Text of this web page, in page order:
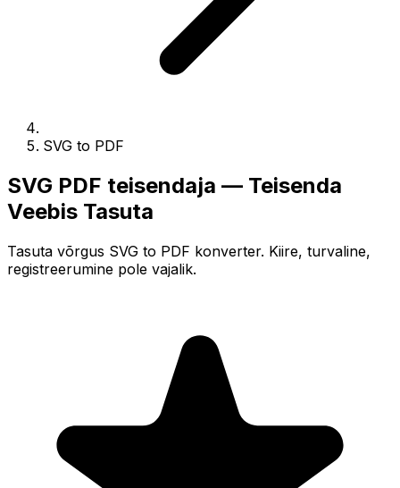
SVG to PDF
SVG PDF teisendaja — Teisenda
Veebis Tasuta
Tasuta võrgus SVG to PDF konverter. Kiire, turvaline,
registreerumine pole vajalik.